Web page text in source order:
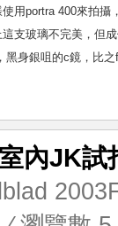
用portra 400來拍
支玻璃不完美，但
黑身銀咀的c鏡，比
內JK試